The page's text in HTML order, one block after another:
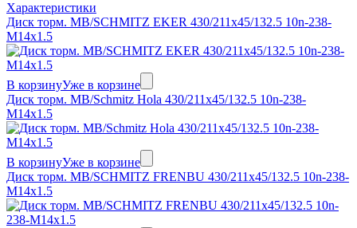
Характеристики
Диск торм. MB/SCHMITZ EKER 430/211x45/132.5 10n-238-
M14x1.5
В корзинуУже в корзине
Диск торм. MB/Schmitz Hola 430/211x45/132.5 10n-238-
M14x1.5
В корзинуУже в корзине
Диск торм. MB/SCHMITZ FRENBU 430/211x45/132.5 10n-238-
M14x1.5